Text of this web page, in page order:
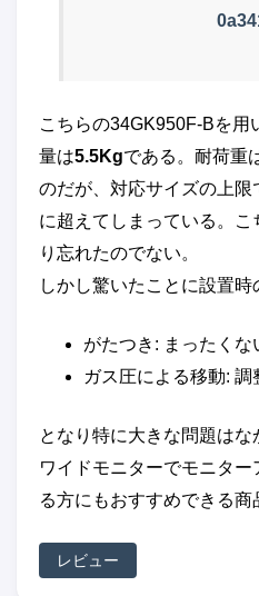
こちらの34GK950F-Bを用
量は5.5Kgである。耐荷重
のだが、対応サイズの上
に超えてしまっている。
り忘れたのでない。
しかし驚いたことに設置
がたつき: まったくな
ガス圧による移動:
となり特に大きな問題は
ワイドモニターでモニタ
る方にもおすすめできる商
レビュー